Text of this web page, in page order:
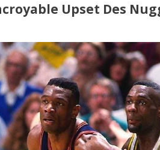
Upset Des